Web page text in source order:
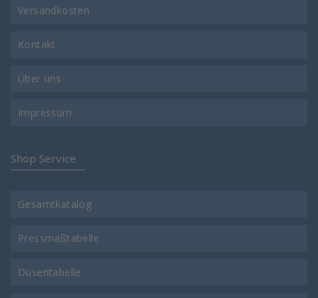
Versandkosten
Kontakt
Über uns
Impressum
Shop Service
Gesamtkatalog
Pressmaßtabelle
Düsentabelle